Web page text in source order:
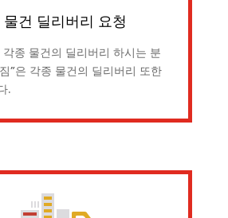
물건 딜리버리 요청
종 물건의 딜리버리 하시는 분
”은 각종 물건의 딜리버리 또한
.